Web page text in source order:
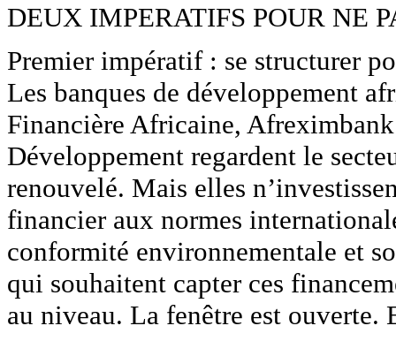
DEUX IMPERATIFS POUR NE
Premier impératif : se structurer
Les banques de développement
Financière Africaine,
Développement regardent le
renouvelé. Mais elles
financier aux normes
conformité environnementale et
qui souhaitent capter ces
au niveau. La fenêtre est